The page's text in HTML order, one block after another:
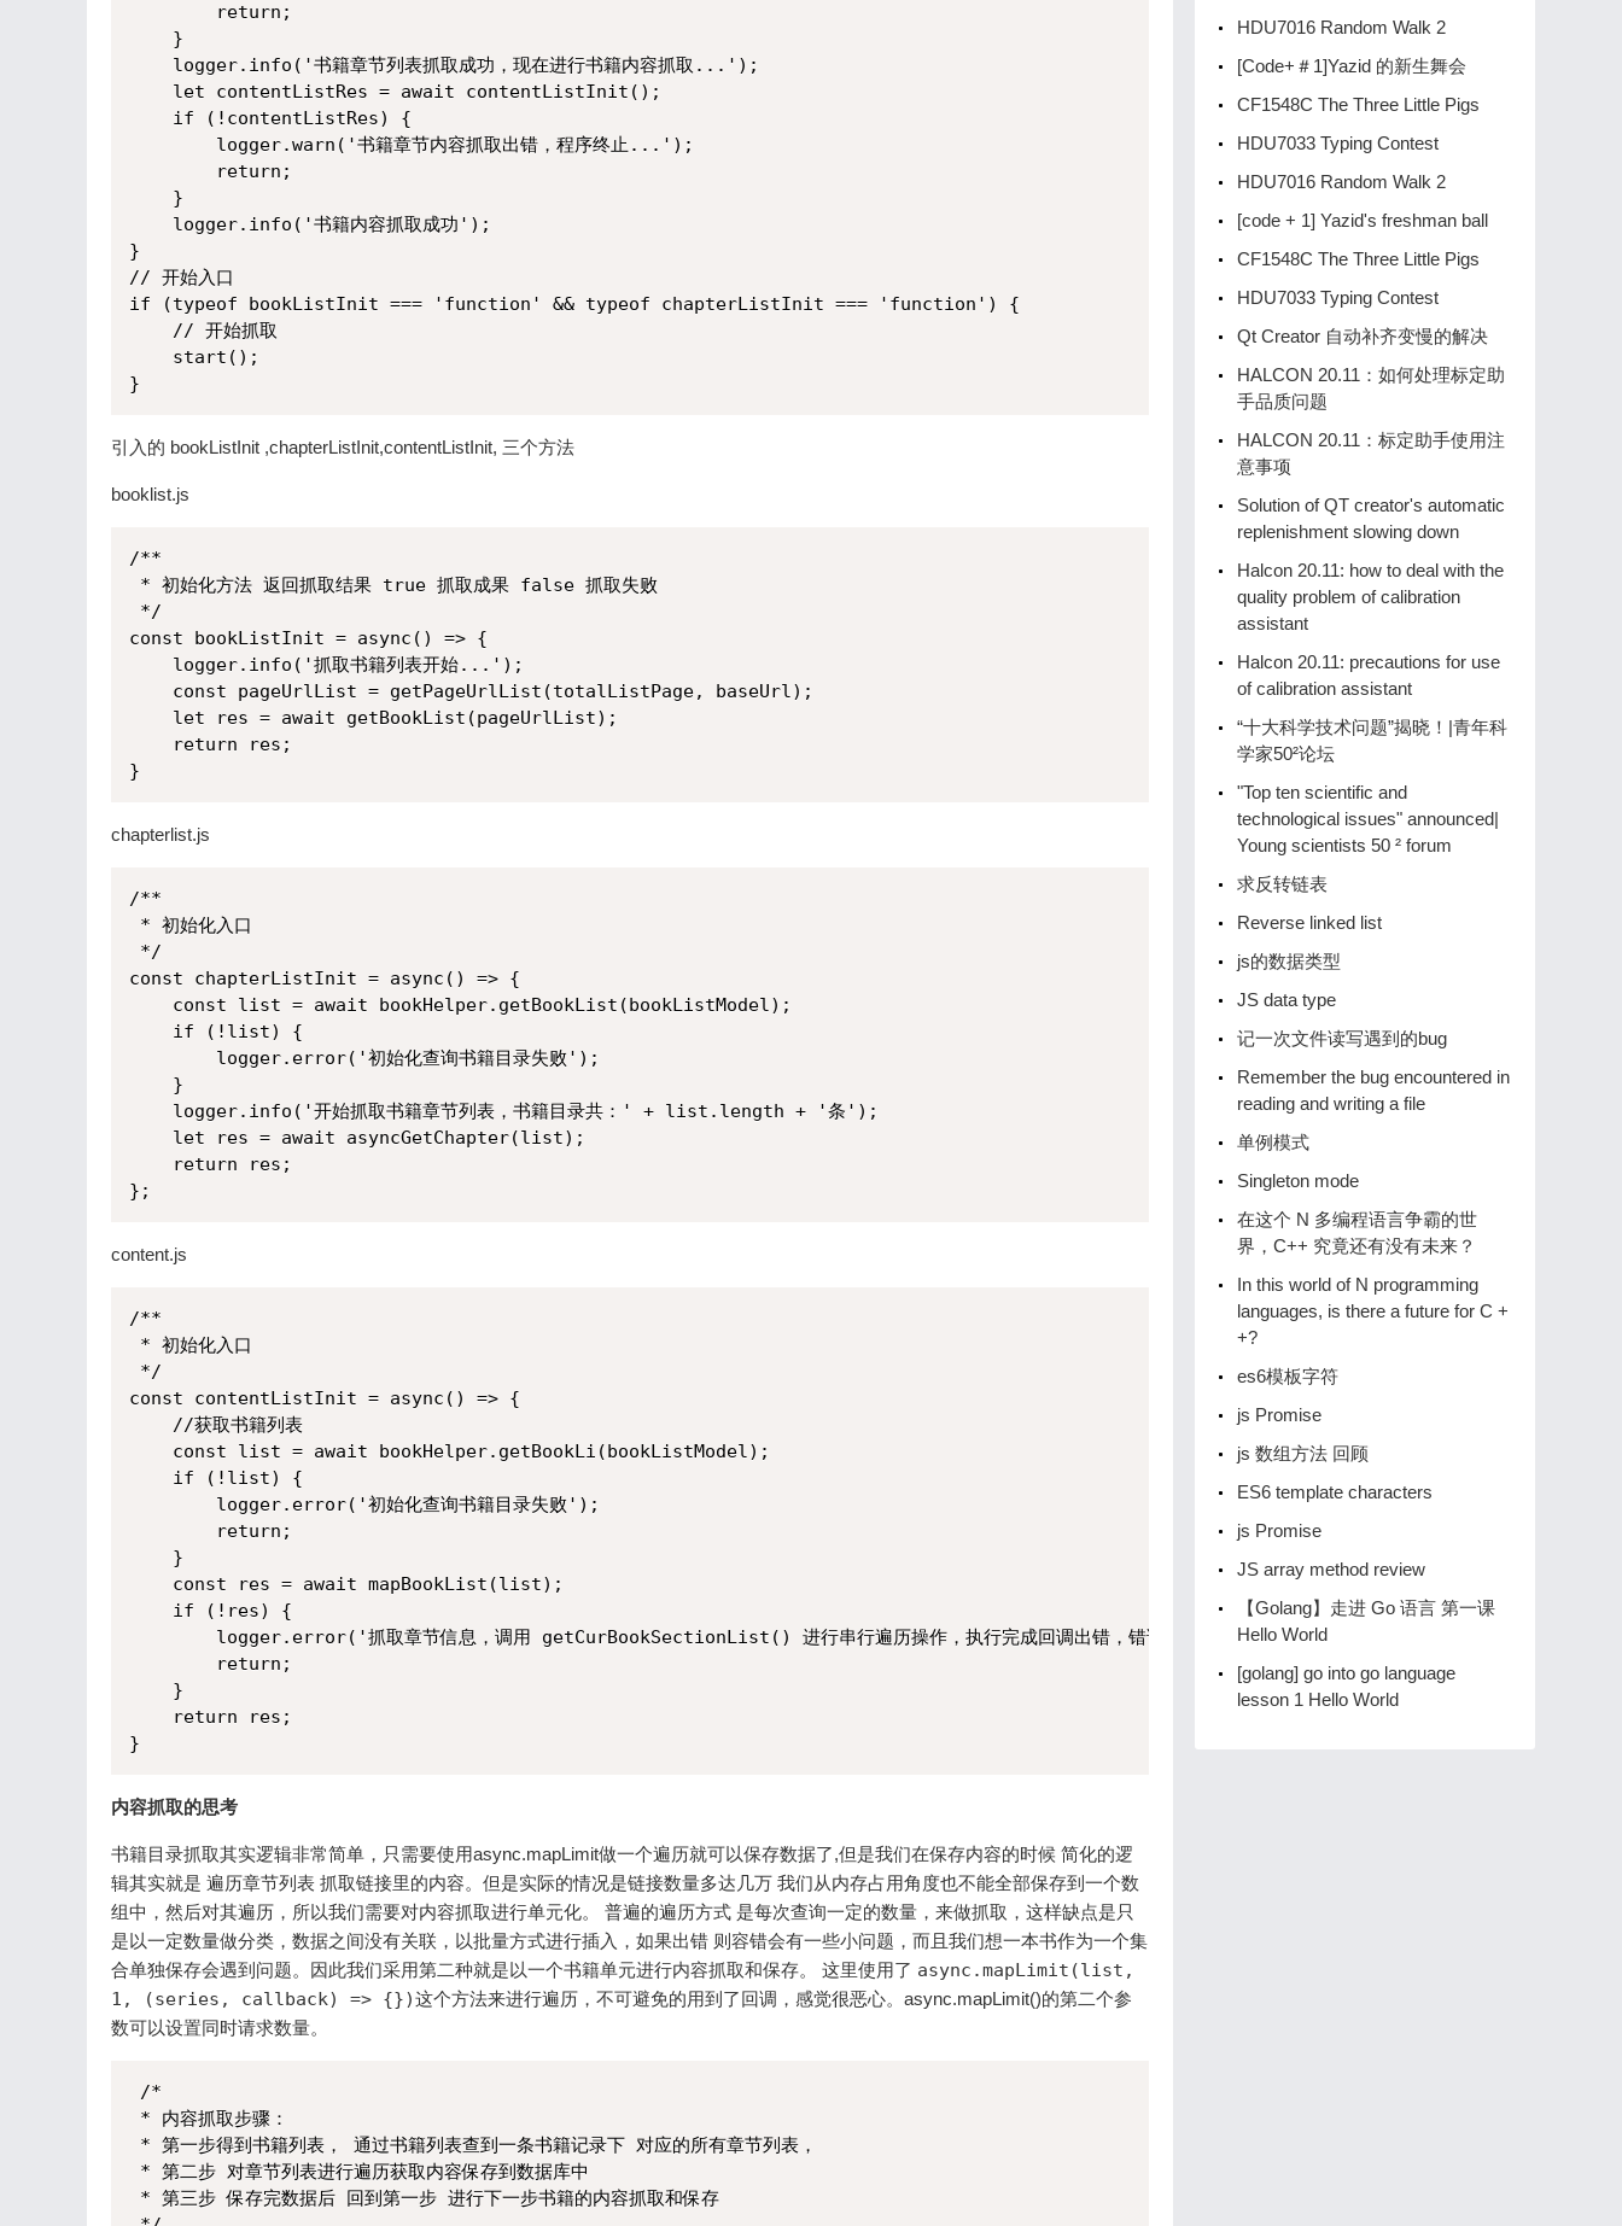
        return;
    }
    logger.info('书籍章节列表抓取成功，现在进行书籍内容抓取...');
    let contentListRes = await contentListInit();
    if (!contentListRes) {
        logger.warn('书籍章节内容抓取出错，程序终止...');
        return;
    }
    logger.info('书籍内容抓取成功');
}
// 开始入口
if (typeof bookListInit === 'function' && typeof chapterListInit === 'function') {
    // 开始抓取
    start();
}
引入的 bookListInit ,chapterListInit,contentListInit, 三个方法
booklist.js
/**
* 初始化方法 返回抓取结果 true 抓取成果 false 抓取失败
*/
const bookListInit = async() => {
    logger.info('抓取书籍列表开始...');
    const pageUrlList = getPageUrlList(totalListPage, baseUrl);
    let res = await getBookList(pageUrlList);
    return res;
}
chapterlist.js
/**
* 初始化入口
*/
const chapterListInit = async() => {
    const list = await bookHelper.getBookList(bookListModel);
    if (!list) {
        logger.error('初始化查询书籍目录失败');
    }
    logger.info('开始抓取书籍章节列表，书籍目录共：' + list.length + '条');
    let res = await asyncGetChapter(list);
    return res;
};
content.js
/**
* 初始化入口
*/
const contentListInit = async() => {
    //获取书籍列表
    const list = await bookHelper.getBookLi(bookListModel);
    if (!list) {
        logger.error('初始化查询书籍目录失败');
        return;
    }
    const res = await mapBookList(list);
    if (!res) {
        logger.error('抓取章节信息，调用 getCurBookSectionList() 进行串行遍历操作，执行完成回调出错，错误信息已打印，请查看日志!');
        return;
    }
    return res;
}
内容抓取的思考
书籍目录抓取其实逻辑非常简单，只需要使用async.mapLimit做一个遍历就可以保存数据了,但是我们在保存内容的时候 简化的逻
辑其实就是 遍历章节列表 抓取链接里的内容。但是实际的情况是链接数量多达几万 我们从内存占用角度也不能全部保存到一个数
组中，然后对其遍历，所以我们需要对内容抓取进行单元化。 普遍的遍历方式 是每次查询一定的数量，来做抓取，这样缺点是只
是以一定数量做分类，数据之间没有关联，以批量方式进行插入，如果出错 则容错会有一些小问题，而且我们想一本书作为一个集
合单独保存会遇到问题。因此我们采用第二种就是以一个书籍单元进行内容抓取和保存。 这里使用了 async.mapLimit(list,
1, (series, callback) => {})这个方法来进行遍历，不可避免的用到了回调，感觉很恶心。async.mapLimit()的第二个参
数可以设置同时请求数量。
/*
* 内容抓取步骤：
* 第一步得到书籍列表， 通过书籍列表查到一条书籍记录下 对应的所有章节列表，
* 第二步 对章节列表进行遍历获取内容保存到数据库中
* 第三步 保存完数据后 回到第一步 进行下一步书籍的内容抓取和保存
HDU7016 Random Walk 2
[Code+＃1]Yazid 的新生舞会
CF1548C The Three Little Pigs
HDU7033 Typing Contest
HDU7016 Random Walk 2
[code + 1] Yazid's freshman ball
CF1548C The Three Little Pigs
HDU7033 Typing Contest
Qt Creator 自动补齐变慢的解决
HALCON 20.11：如何处理标定助
手品质问题
HALCON 20.11：标定助手使用注
意事项
Solution of QT creator's automatic
replenishment slowing down
Halcon 20.11: how to deal with the
quality problem of calibration
assistant
Halcon 20.11: precautions for use
of calibration assistant
“十大科学技术问题”揭晓！|青年科
学家50²论坛
"Top ten scientific and
technological issues" announced|
Young scientists 50 ² forum
求反转链表
Reverse linked list
js的数据类型
JS data type
记一次文件读写遇到的bug
Remember the bug encountered in
reading and writing a file
单例模式
Singleton mode
在这个 N 多编程语言争霸的世
界，C++ 究竟还有没有未来？
In this world of N programming
languages, is there a future for C +
+?
es6模板字符
js Promise
js 数组方法 回顾
ES6 template characters
js Promise
JS array method review
【Golang】️走进 Go 语言️ 第一课
Hello World
[golang] go into go language
lesson 1 Hello World